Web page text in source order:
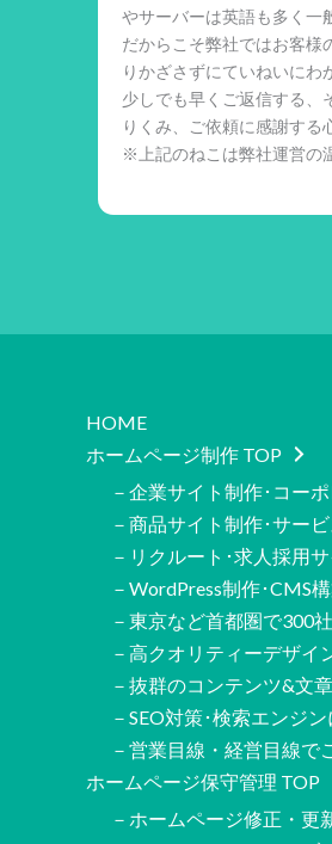
やサーバーは英語も多く一
だからこそ弊社ではお客様
りかざさずにていねいに
少しでも早くご返信する、
りくみ、ご依頼に感謝する
※上記のねこは弊社運営の
HOME
ホームページ制作 TOP
－企業サイト制作･コー
－商品サイト制作･サー
－リクルート･求人採用
－WordPress制作･CMS
－東京など首都圏で300
－高クオリティーデザイ
－抜群のコンテンツ&文
－SEO対策･検索エンジ
－営業目線・経営目線で
ホームページ保守管理 TOP
－ホームページ修正・更